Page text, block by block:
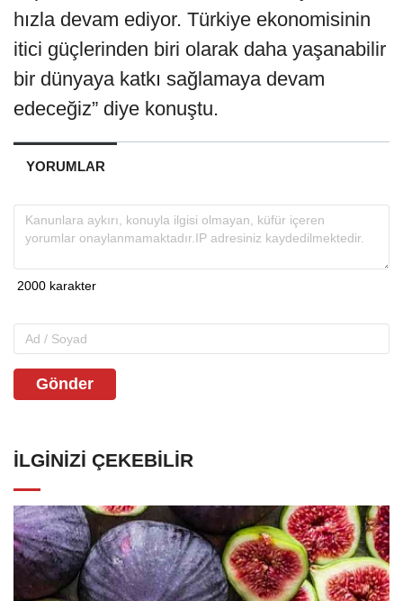
hızla devam ediyor. Türkiye ekonomisinin
itici güçlerinden biri olarak daha yaşanabilir
bir dünyaya katkı sağlamaya devam
edeceğiz” diye konuştu.
YORUMLAR
Gönder
İLGINIZI ÇEKEBILIR